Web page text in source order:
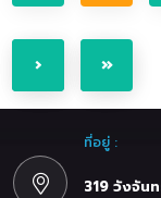
› »
ที่อยู่ :
319 วังจัน